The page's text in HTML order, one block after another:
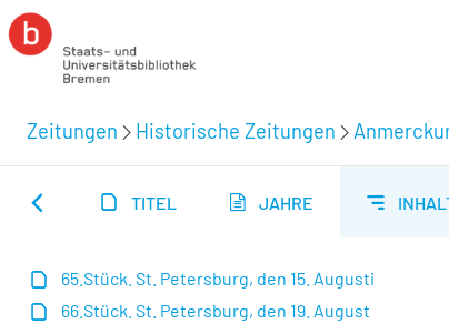
Zeitungen Historische Zeitungen
TITEL JAHRE
65.Stück. St. Petersburg, den 15. Augusti
66.Stück. St. Petersburg, den 19. August